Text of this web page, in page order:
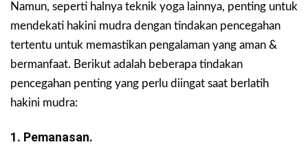
Namun, seperti halnya teknik yoga lainnya, penting untuk
mendekati hakini mudra dengan tindakan pencegahan
tertentu untuk memastikan pengalaman yang aman &
bermanfaat. Berikut adalah beberapa tindakan
pencegahan penting yang perlu diingat saat berlatih
hakini mudra:
1. Pemanasan.